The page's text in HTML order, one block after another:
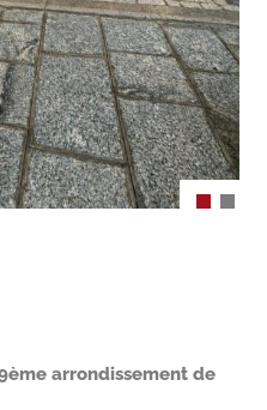
arrondissement de